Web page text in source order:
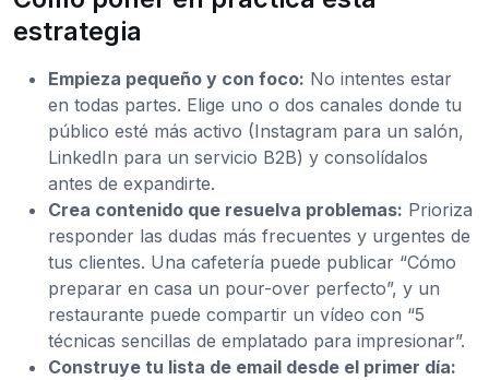
estrategia
Empieza pequeño y con foco: No intentes estar
en todas partes. Elige uno o dos canales donde tu
público esté más activo (Instagram para un salón,
LinkedIn para un servicio B2B) y consolídalos
antes de expandirte.
Crea contenido que resuelva problemas: Prioriza
responder las dudas más frecuentes y urgentes de
tus clientes. Una cafetería puede publicar “Cómo
preparar en casa un pour-over perfecto”, y un
restaurante puede compartir un vídeo con “5
técnicas sencillas de emplatado para impresionar”.
Construye tu lista de email desde el primer día: